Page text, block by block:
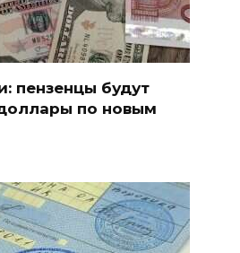
пензенцы будут
по новым